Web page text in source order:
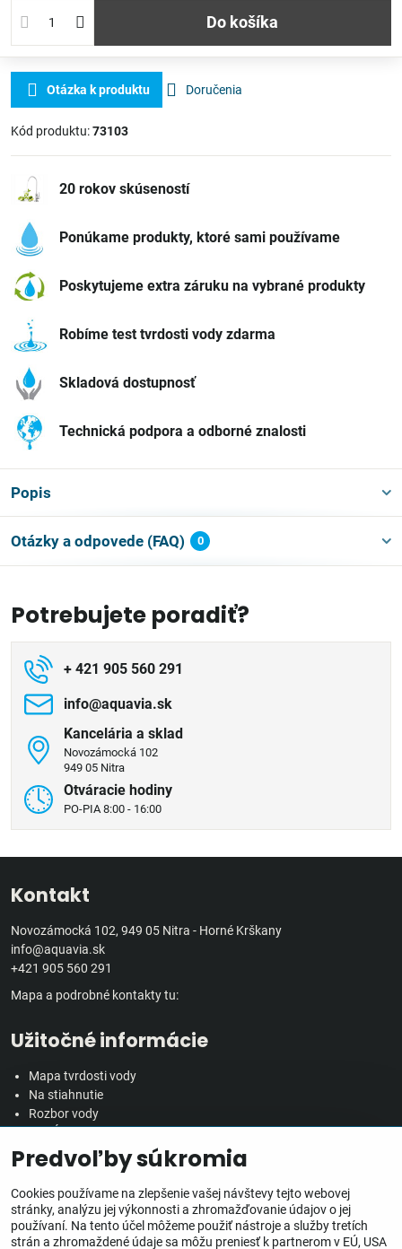
Do košíka
Otázka k produktu Doručenia
Kód produktu:73103
20 rokov skúseností
Ponúkame produkty, ktoré sami používame
Poskytujeme extra záruku na vybrané produkty
Robíme test tvrdosti vody zdarma
Skladová dostupnosť
Technická podpora a odborné znalosti
Popis
Otázky a odpovede (FAQ) 0
Potrebujete poradiť?
+ 421 905 560 291
info​@aquavia​.sk
Kancelária a sklad
Novozámocká 102
949 05 Nitra
Otváracie hodiny
PO-PIA 8:00 - 16:00
Kontakt
Novozámocká 102, 949 05 Nitra - Horné Krškany
info@aquavia.sk
+421 905 560 291
Mapa a podrobné kontakty tu:
Užitočné informácie
Mapa tvrdosti vody
Na stiahnutie
Rozbor vody
Veľkoobchodná spolupráca
Všetko o nákupe
Obchodné podmienky
Predvoľby súkromia
Cookies používame na zlepšenie vašej návštevy tejto webovej
stránky, analýzu jej výkonnosti a zhromažďovanie údajov o jej
používaní. Na tento účel môžeme použiť nástroje a služby tretích
strán a zhromaždené údaje sa môžu preniesť k partnerom v EÚ, USA